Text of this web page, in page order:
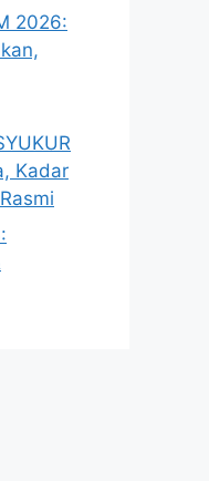
2026:
Kadar